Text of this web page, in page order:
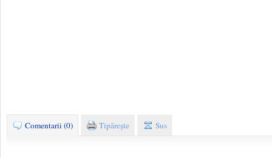
Comentarii (0) Tipăreşte Sus